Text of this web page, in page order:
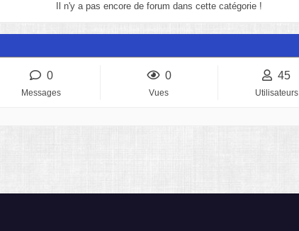
Il n'y a pas encore de forum dans cette catégorie !
0
Messages
0
Vues
45
Utilisateurs